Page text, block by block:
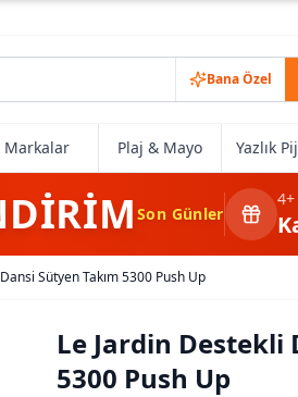
Bana Özel
Markalar Plaj & Mayo Yazlık
Son Günler
4+
Sütyen Takım 5300 Push Up
Le Jardin Destekli
5300 Push Up